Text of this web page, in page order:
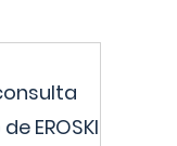
EROSKI